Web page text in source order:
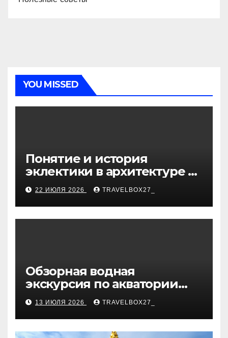
YOU MISSED
Понятие и история
эклектики в архитектуре и
дизайне интерьеров
22 ИЮЛЯ 2026 TRAVELBOX27_
Обзорная водная
экскурсия по акватории
бухты Песчаная
13 ИЮЛЯ 2026 TRAVELBOX27_